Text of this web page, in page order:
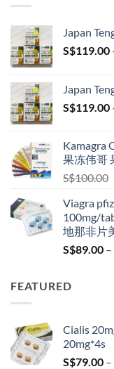
Japan
S$119.00
Japan
S$119.00
Kamagra
果冻伟哥
S$100.00
Viagra
100mg/
地那非片
S$89.00 –
FEATURED
Cialis
20mg*4s
S$79.00 –